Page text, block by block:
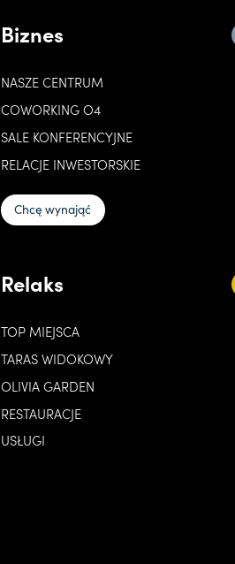
Biznes
NASZE CENTRUM
COWORKING O4
SALE KONFERENCYJNE
RELACJE INWESTORSKIE
Chcę wynająć
Relaks
TOP MIEJSCA
TARAS WIDOKOWY
OLIVIA GARDEN
RESTAURACJE
USŁUGI